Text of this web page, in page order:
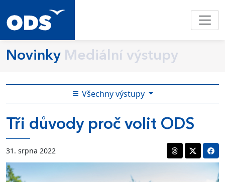
Novinky Mediální výstupy
Všechny výstupy
Tři důvody proč volit ODS
31. srpna 2022